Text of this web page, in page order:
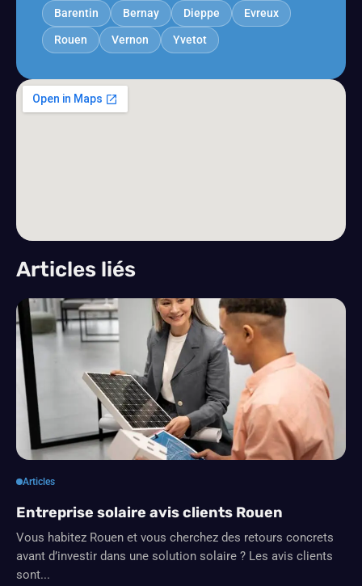
Barentin Bernay Dieppe Evreux
Rouen Vernon Yvetot
Articles liés
Articles
Entreprise solaire avis clients Rouen
Vous habitez Rouen et vous cherchez des retours concrets
avant d’investir dans une solution solaire ? Les avis clients
sont...